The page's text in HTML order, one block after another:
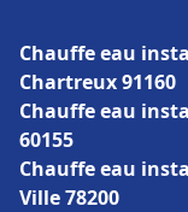
Chauffe eau
Chartreux 91160
Chauffe eau
60155
Chauffe eau
Ville 78200